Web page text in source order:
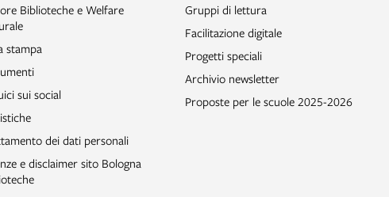
Biblioteche e Welfare
stampa
sui social
dei dati personali
e disclaimer sito Bologna
Gruppi di lettura
Facilitazione digitale
Progetti speciali
Archivio newsletter
Proposte per le scuole 2025-2026